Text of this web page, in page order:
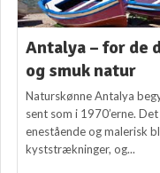
Antalya – for de
og smuk natur
Naturskønne Antalya
sent som i 1970’erne.
enestående og malerisk
kyststrækninger, og...